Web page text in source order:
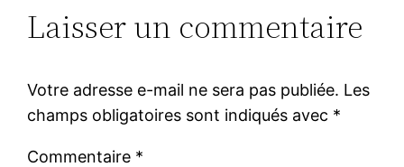
Laisser un commentaire
Votre adresse e-mail ne sera pas publiée. Les
champs obligatoires sont indiqués avec *
Commentaire *